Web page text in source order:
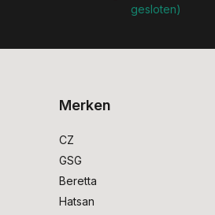
gesloten)
Merken
CZ
GSG
Beretta
Hatsan